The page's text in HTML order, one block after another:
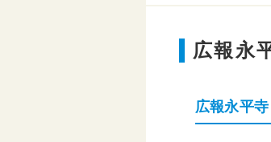
頑張る地方
広報永
広報永平